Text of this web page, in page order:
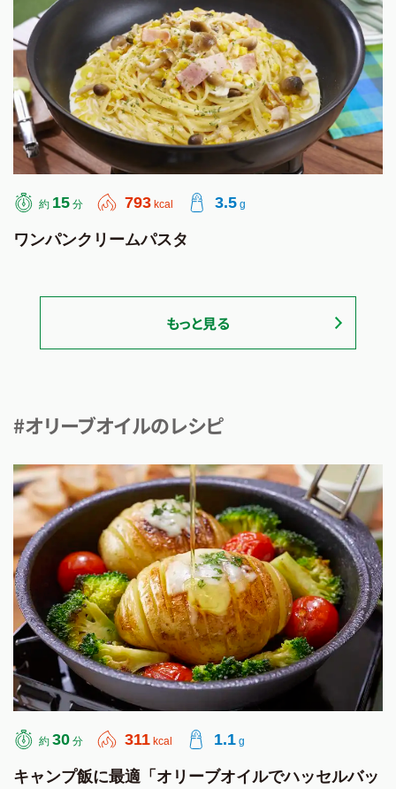
約 15 分 793 kcal 3.5 g
ワンパンクリームパスタ
もっと見る
#オリーブオイルのレシピ
約 30 分 311 kcal 1.1 g
キャンプ飯に最適「オリーブオイルでハッセルバッ